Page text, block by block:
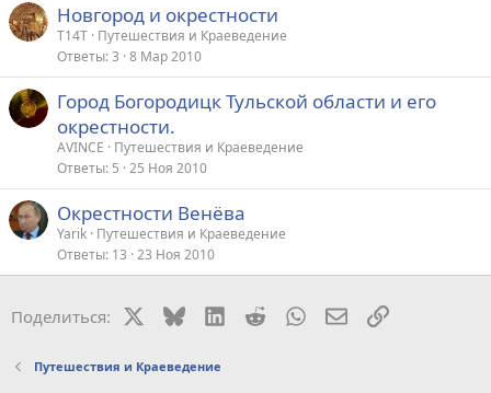
Новгород и окрестности
T14T Путешествия и Краеведение
Ответы 3 8 Мар 2010
Город Богородицк Тульской области и его
окрестности.
AVINCE
Путешествия и Краеведение
Ответы 5 25 Ноя 2010
Окрестности Венёва
Yarik Путешествия и Краеведение
Ответы 13 23 Ноя 2010
Поделиться: BlueskyLinkedIn
RedditWhatsAppЭлектронная
Ссылка
Путешествия и Краеведение